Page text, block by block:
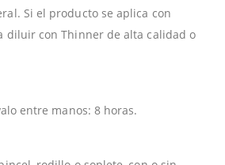
Si el producto se aplica con
diluir con Thinner de alta calidad o
entre manos: 8 horas.